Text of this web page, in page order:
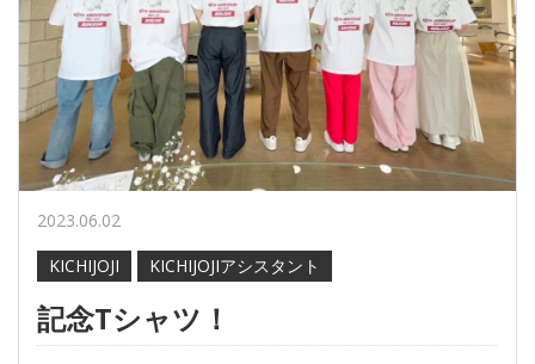
2023.06.02
KICHIJOJI
KICHIJOJIアシスタント
記念Tシャツ！